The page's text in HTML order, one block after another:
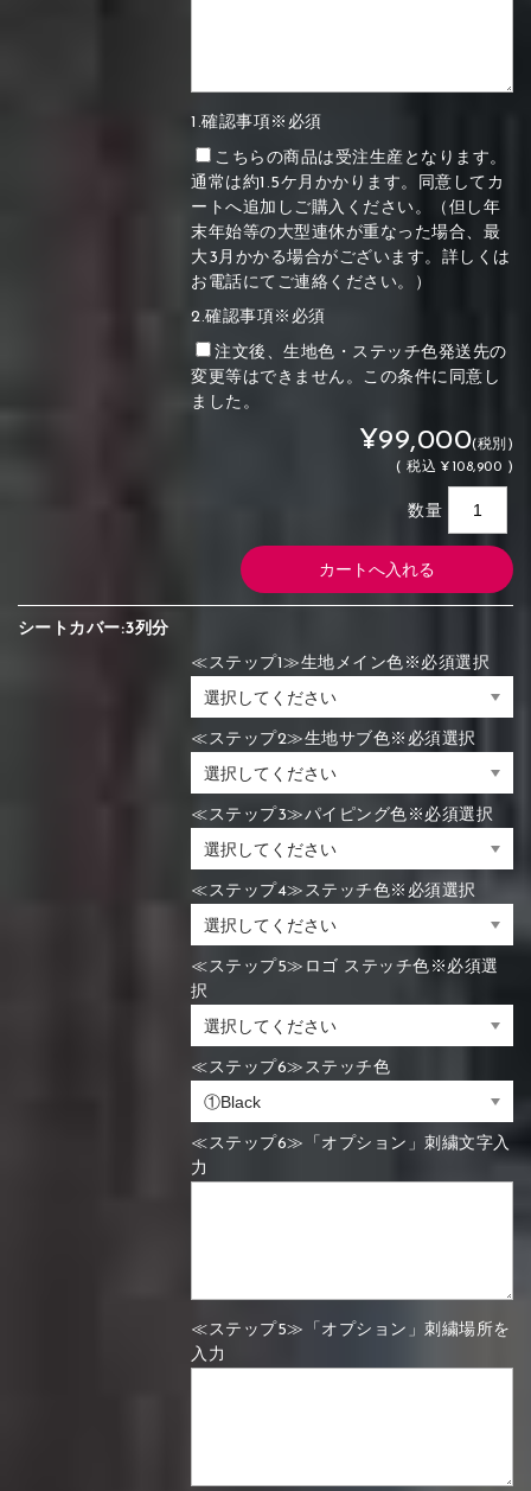
1.確認事項※必須
こちらの商品は受注生産となります。
通常は約1.5ケ月かかります。同意してカ
ートへ追加しご購入ください。（但し年
末年始等の大型連休が重なった場合、最
大3月かかる場合がございます。詳しくは
お電話にてご連絡ください。）
2.確認事項※必須
注文後、生地色・ステッチ色発送先の
変更等はできません。この条件に同意し
ました。
¥99,000(税別)
(税込 ¥108,900 )
数量
シートカバー:3列分
≪ステップ1≫生地メイン色※必須選択
≪ステップ2≫生地サブ色※必須選択
≪ステップ3≫パイピング色※必須選択
≪ステップ4≫ステッチ色※必須選択
≪ステップ5≫ロゴ ステッチ色※必須選
択
≪ステップ6≫ステッチ色
≪ステップ6≫「オプション」刺繍文字入
力
≪ステップ5≫「オプション」刺繍場所を
入力